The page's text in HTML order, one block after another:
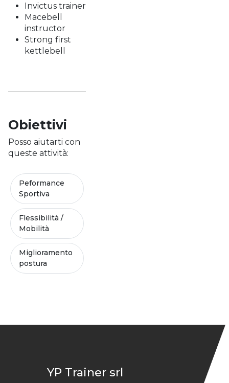
Invictus trainer
Macebell
instructor
Strong first
kettlebell
Obiettivi
Posso aiutarti con
queste attività:
Peformance
Sportiva
Flessibilità /
Mobilità
Miglioramento
postura
YP Trainer srl